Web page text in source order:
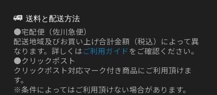
送料と配送方法
●宅配便（佐川急便）
配送地域及びお買い上げ合計金額（税込）によって異
なります。詳しくはご利用ガイド をご確認ください。
●クリックポスト
クリックポスト対応マーク付き商品にご利用頂けま
す。
※条件によってはご利用頂けない場合があります。